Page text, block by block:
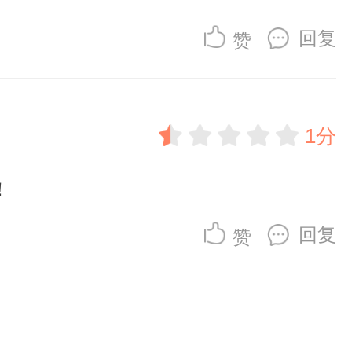
回复
赞
1分
回复
赞